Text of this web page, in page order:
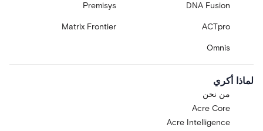
DNA Fusion
Premisys
ACTpro
Matrix Frontier
Omnis
لماذا أكري
من نحن
Acre Core
Acre Intelligence